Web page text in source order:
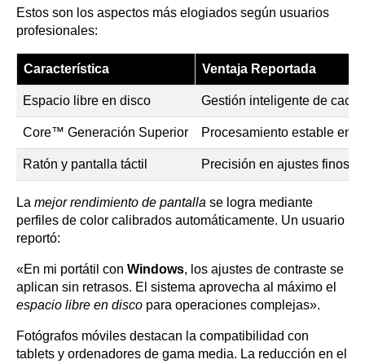
Estos son los aspectos más elogiados según usuarios
profesionales:
Característica Ventaja Reportada
Espacio libre en disco Gestión inteligente de caché
Core™ Generación Superior Procesamiento estable en
Ratón y pantalla táctil Precisión en ajustes finos
La mejor rendimiento de pantalla se logra mediante
perfiles de color calibrados automáticamente. Un usuario
reportó:
«En mi portátil con Windows, los ajustes de contraste se
aplican sin retrasos. El sistema aprovecha al máximo el
espacio libre en disco para operaciones complejas».
Fotógrafos móviles destacan la compatibilidad con
tablets y ordenadores de gama media. La reducción en el